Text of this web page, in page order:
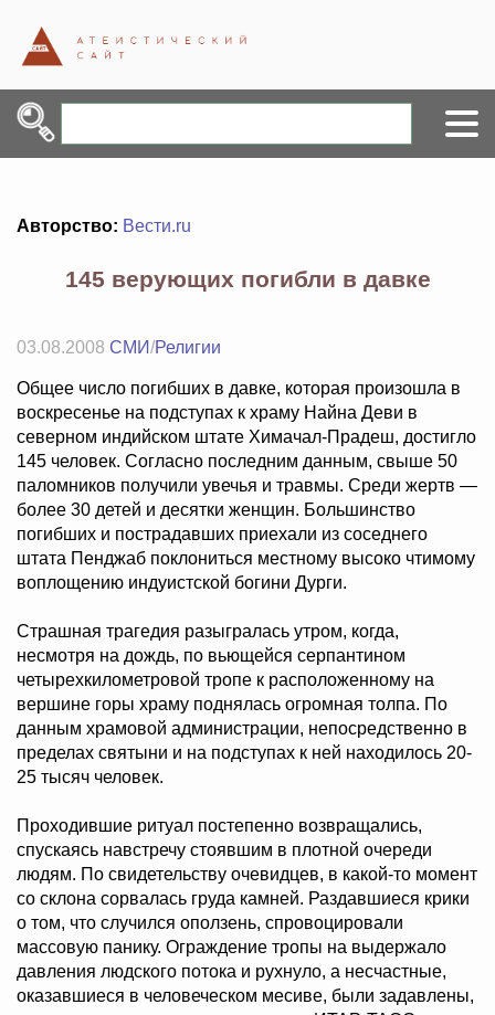
Авторство: Вести.ru
145 верующих погибли в давке
03.08.2008 СМИ/Религии
Общее число погибших в давке, которая произошла в
воскресенье на подступах к храму Найна Деви в
северном индийском штате Химачал-Прадеш, достигло
145 человек. Согласно последним данным, свыше 50
паломников получили увечья и травмы. Среди жертв —
более 30 детей и десятки женщин. Большинство
погибших и пострадавших приехали из соседнего
штата Пенджаб поклониться местному высоко чтимому
воплощению индуистской богини Дурги.
Страшная трагедия разыгралась утром, когда,
несмотря на дождь, по вьющейся серпантином
четырехкилометровой тропе к расположенному на
вершине горы храму поднялась огромная толпа. По
данным храмовой администрации, непосредственно в
пределах святыни и на подступах к ней находилось 20-
25 тысяч человек.
Проходившие ритуал постепенно возвращались,
спускаясь навстречу стоявшим в плотной очереди
людям. По свидетельству очевидцев, в какой-то момент
со склона сорвалась груда камней. Раздавшиеся крики
о том, что случился оползень, спровоцировали
массовую панику. Ограждение тропы на выдержало
давления людского потока и рухнуло, а несчастные,
оказавшиеся в человеческом месиве, были задавлены,